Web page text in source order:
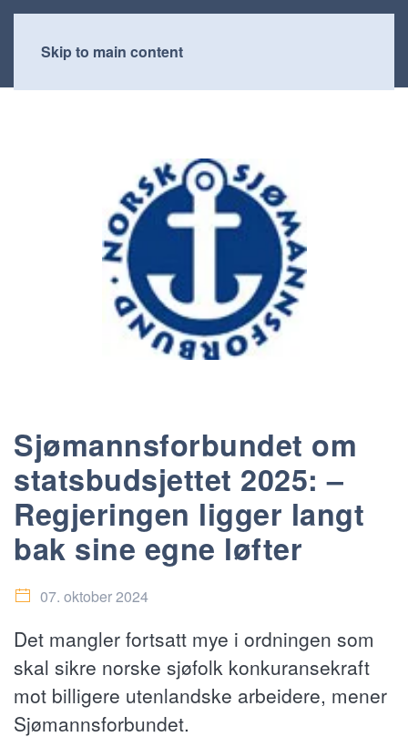
Skip to main content
Sjømannsforbundet om
statsbudsjettet 2025: –
Regjeringen ligger langt
bak sine egne løfter
07. oktober 2024
Det mangler fortsatt mye i ordningen som
skal sikre norske sjøfolk konkuransekraft
mot billigere utenlandske arbeidere, mener
Sjømannsforbundet.